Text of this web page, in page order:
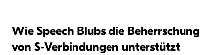
Wie Speech Blubs die Beherrschung
von S-Verbindungen unterstützt